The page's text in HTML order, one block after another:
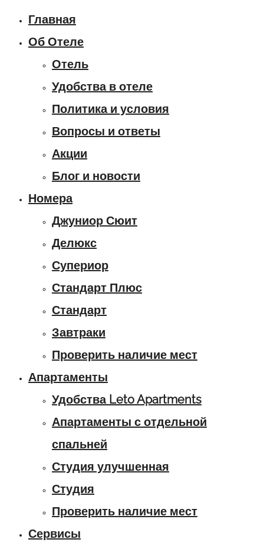
Главная
Об Отеле
Отель
Удобства в отеле
Политика и условия
Вопросы и ответы
Акции
Блог и новости
Номера
Джуниор Сюит
Делюкс
Супериор
Стандарт Плюс
Стандарт
Завтраки
Проверить наличие мест
Апартаменты
Удобства Leto Apartments
Апартаменты с отдельной
спальней
Студия улучшенная
Студия
Проверить наличие мест
Сервисы